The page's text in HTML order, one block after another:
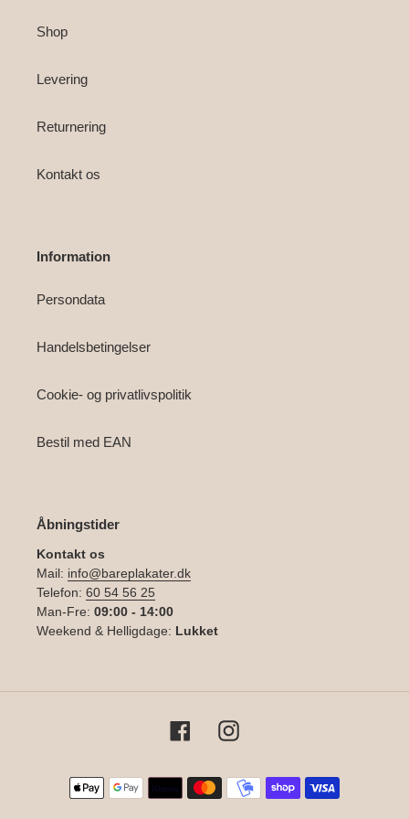
Shop
Levering
Returnering
Kontakt os
Information
Persondata
Handelsbetingelser
Cookie- og privatlivspolitik
Bestil med EAN
Åbningstider
Kontakt os
Mail: info@bareplakater.dk
Telefon: 60 54 56 25
Man-Fre: 09:00 - 14:00
Weekend & Helligdage: Lukket
FacebookInstagram
Betalingsmetoder